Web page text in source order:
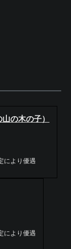
の木の子）
により優遇
により優遇